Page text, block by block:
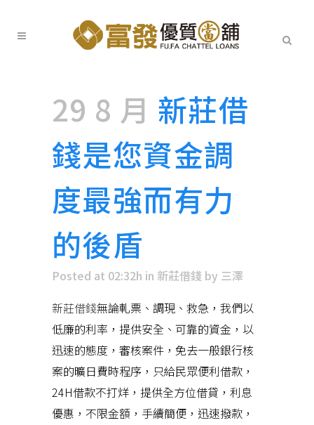
29 8 月 新莊借
錢是您資金調
度最強而有力
的後盾
Posted at 02:32h in 新莊借錢 by 三澤
新莊借錢無論軋票、調現、救急，我們以
低廉的利率，提供安全、可靠的資金，以
迅速的態度，審核案件，免去一般銀行核
案的曠日費時程序，只給民眾便利借款，
24H借款不打烊，提供全方位借貸，利息
優惠，不限金額，手續簡便，迅速撥款，